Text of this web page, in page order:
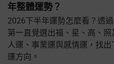
年整體運勢？
2026下半年運勢怎麼看？透
第一直覺選出福、星、高、
人運、事業運與感情運，找
運方向。